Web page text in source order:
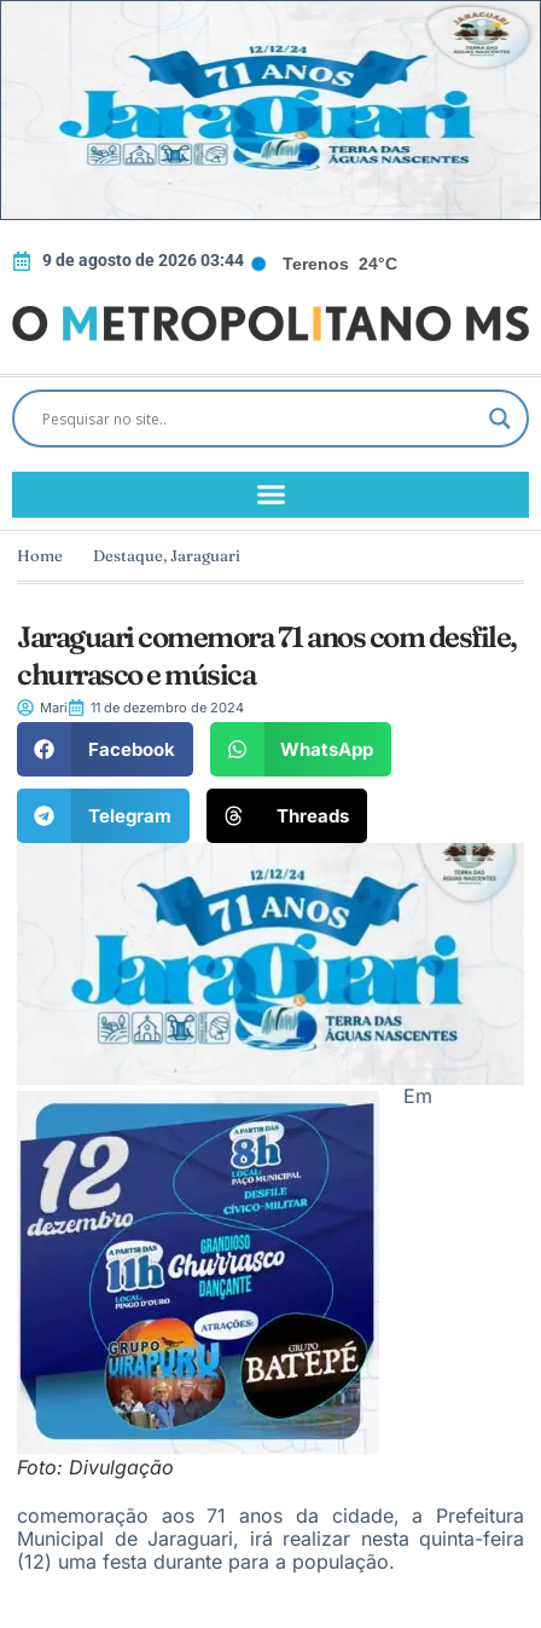
9 de agosto de 2026 03:44 Terenos 24°C
Home Destaque,Jaraguari
Jaraguari comemora 71 anos com desfile,
churrasco e música
Mari 11 de dezembro de 2024
Facebook WhatsApp
Telegram Threads
Foto: Divulgação
Em
comemoração aos 71 anos da cidade, a Prefeitura
Municipal de Jaraguari, irá realizar nesta quinta-feira
(12) uma festa durante para a população.